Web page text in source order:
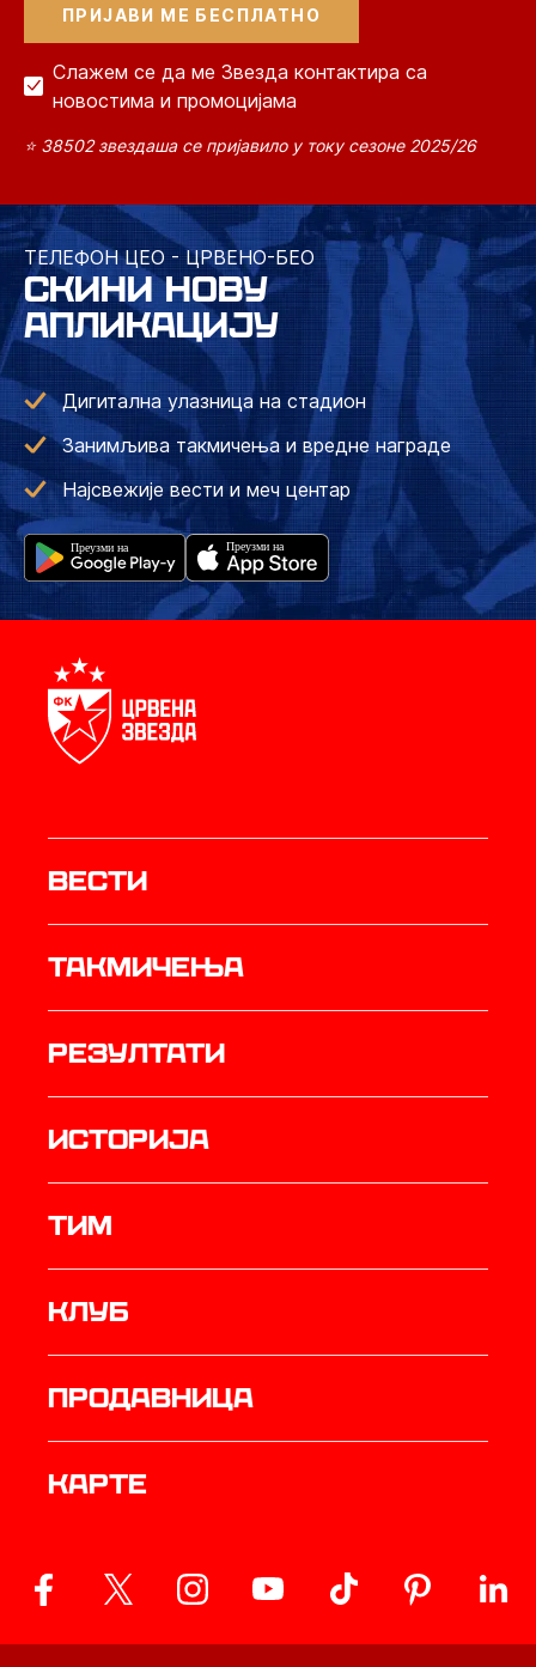
Слажем се да ме Звезда контактира са
новостима и промоцијама
⭐ 38502 звездаша се пријавило у току сезоне 2025/26
ТЕЛЕФОН ЦЕО - ЦРВЕНО-БЕО
СКИНИ НОВУ
АПЛИКАЦИЈУ
Дигитална улазница на стадион
Занимљива такмичења и вредне награде
Најсвежије вести и меч центар
Вести
Такмичења
резултати
историја
ТИМ
Клуб
продавница
Карте